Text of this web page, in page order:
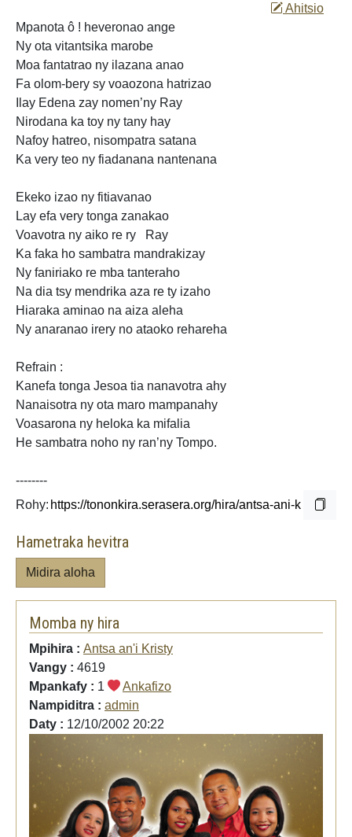
Ahitsio
Mpanota ô ! heveronao ange
Ny ota vitantsika marobe
Moa fantatrao ny ilazana anao
Fa olom-bery sy voaozona hatrizao
Ilay Edena zay nomen’ny Ray
Nirodana ka toy ny tany hay
Nafoy hatreo, nisompatra satana
Ka very teo ny fiadanana nantenana
Ekeko izao ny fitiavanao
Lay efa very tonga zanakao
Voavotra ny aiko re ry
Ray
Ka faka ho sambatra mandrakizay
Ny faniriako re mba tanteraho
Na dia tsy mendrika aza re ty izaho
Hiaraka aminao na aiza aleha
Ny anaranao irery no ataoko rehareha
Refrain :
Kanefa tonga Jesoa tia nanavotra ahy
Nanaisotra ny ota maro mampanahy
Voasarona ny heloka ka mifalia
He sambatra noho ny ran’ny Tompo.
--------
Rohy:
Hametraka hevitra
Midira aloha
Momba ny hira
Mpihira : Antsa an'i Kristy
Vangy : 4619
Mpankafy : 1
Ankafizo
Nampiditra : admin
Daty : 12/10/2002 20:22